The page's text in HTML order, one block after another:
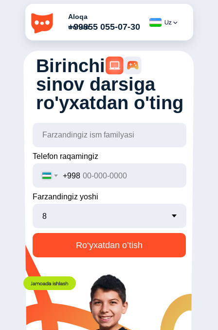
+99855 055-07-30
Aloqa
uchun
Birinchi
sinov darsiga
ro'yxatdan o'ting
Telefon raqamingiz
+998
Farzandingiz yoshi
Ro‘yxatdan o’tish